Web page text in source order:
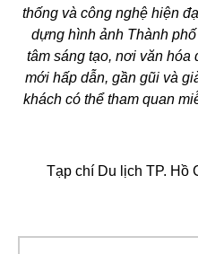
thống và công nghệ hiện
dựng hình ảnh Thành
tâm sáng tạo, nơi văn
mới hấp dẫn, gần gũi và
khách có thể tham quan
Tạp chí Du lịch TP. Hồ